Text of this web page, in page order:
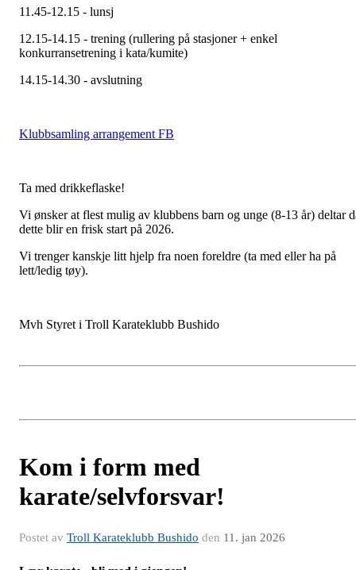
11.45-12.15 - lunsj
12.15-14.15 - trening (rullering på stasjoner + enkel
konkurransetrening i kata/kumite)
14.15-14.30 - avslutning
Klubbsamling arrangement FB
Ta med drikkeflaske!
Vi ønsker at flest mulig av klubbens barn og unge (8-13 år) deltar
dette blir en frisk start på 2026.
Vi trenger kanskje litt hjelp fra noen foreldre (ta med eller ha på
lett/ledig tøy).
Mvh Styret i Troll Karateklubb Bushido
Kom i form med
karate/selvforsvar!
Postet av Troll Karateklubb Bushido den 11. jan 2026